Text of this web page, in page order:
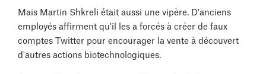
Mais Martin Shkreli était aussi une vipère. D'anciens
employés affirment qu'il les a forcés à créer de faux
comptes Twitter pour encourager la vente à découvert
d'autres actions biotechnologiques.